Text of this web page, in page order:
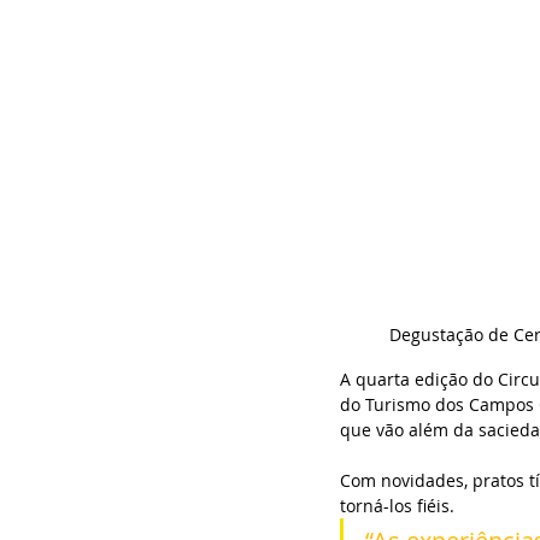
Degustação de
A quarta edição do
do Turismo dos
que vão além da
Com novidades, pratos
torná-los fiéis.